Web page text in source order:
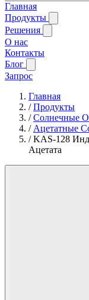
Главная
Продукты
Решения
О нас
Контакты
Блог
Запрос
Главная
/Продукты
/Солнечные
/ Ацетатные
/KAS-128
Ацетата